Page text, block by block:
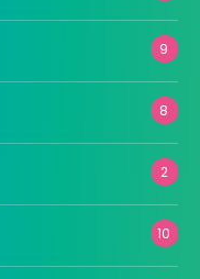
9
8
2
10